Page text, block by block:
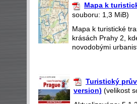
Mapa k
souboru: 1,3 MiB)
Mapa k turistické
krásách Prahy 2,
novodobými
Turistický
version) (velikost